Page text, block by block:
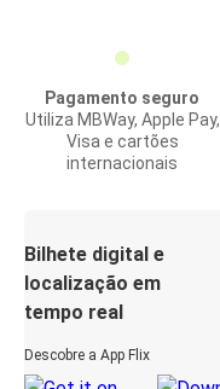
Pagamento seguro
Utiliza MBWay, Apple Pay,
Visa e cartões
internacionais
Bilhete digital e
localização em
tempo real
Descobre a App Flix